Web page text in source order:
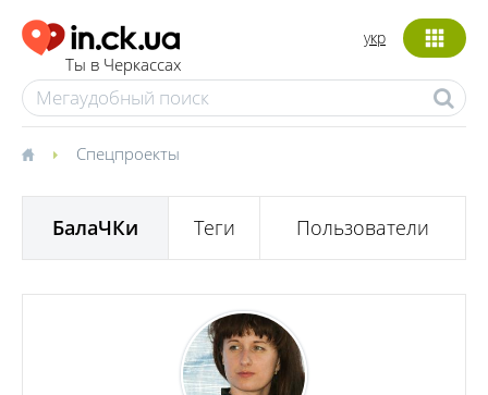
Ты в Черкассах
укр
Спецпроекты
БалаЧКи Теги Пользователи